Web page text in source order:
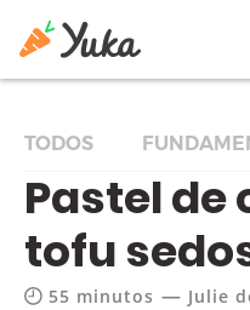
TODOS
Pastel
tofu
55 minutos — Julie